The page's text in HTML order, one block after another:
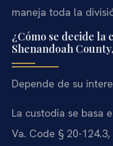
maneja toda la
¿Cómo se decide la
Shenandoah
Depende de su
La custodia se basa
Va. Code § 20-